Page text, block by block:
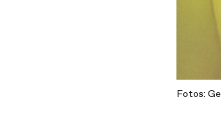
Fotos: